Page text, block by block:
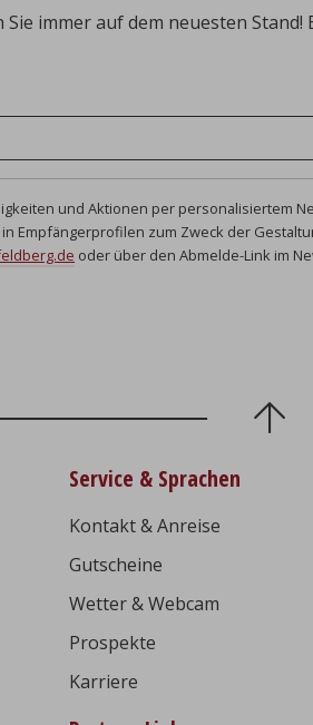
immer auf dem neuesten
und Aktionen per personalisiertem
Empfängerprofilen zum Zweck der
oder über den Abmelde-Link im
Service & Sprachen
Kontakt & Anreise
Gutscheine
Wetter & Webcam
Prospekte
Karriere